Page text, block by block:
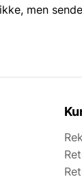
men